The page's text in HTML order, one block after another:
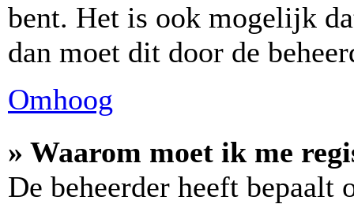
bent. Het is ook mogelijk
dan moet dit door de
Omhoog
» Waarom moet ik me
De beheerder heeft bepaalt